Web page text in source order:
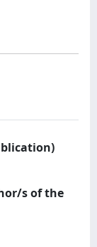
s of the